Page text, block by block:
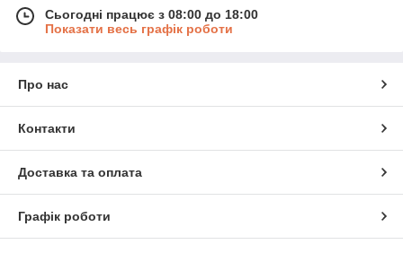
Сьогодні працює з 08:00 до 18:00
Показати весь графік роботи
Про нас
Контакти
Доставка та оплата
Графік роботи